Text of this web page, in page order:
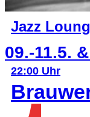
Jazz
09.-11.5.
22:00 Uhr